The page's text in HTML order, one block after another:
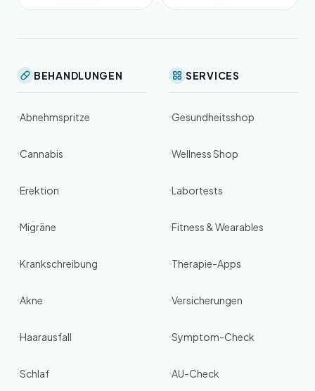
BEHANDLUNGEN
Abnehmspritze
Cannabis
Erektion
Migräne
Krankschreibung
Akne
Haarausfall
Schlaf
SERVICES
Gesundheitsshop
Wellness Shop
Labortests
Fitness & Wearables
Therapie-Apps
Versicherungen
Symptom-Check
AU-Check